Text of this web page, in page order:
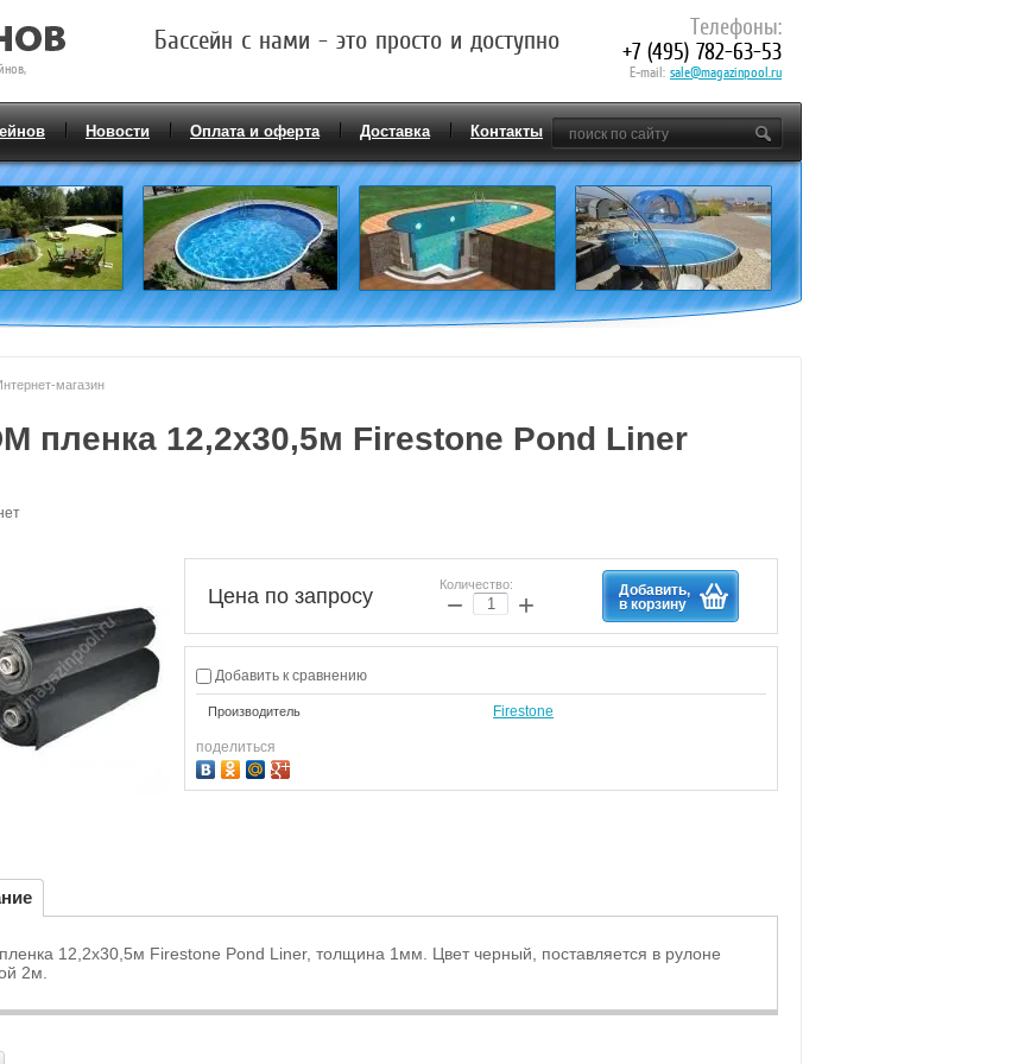
Бассейн с нами - это просто и доступно
Телефоны:
+7 (495) 782-63-53
E-mail: sale@magazinpool.ru
Новости Оплата и оферта Доставка Контакты
магазин
пленка 12,2х30,5м Firestone Pond Liner
Цена по запросу Количество:
− +
Добавить,
в корзину
Добавить к сравнению
Производитель Firestone
поделиться
12,2х30,5м Firestone Pond Liner, толщина 1мм. Цвет черный, поставляется в рулоне
2м.